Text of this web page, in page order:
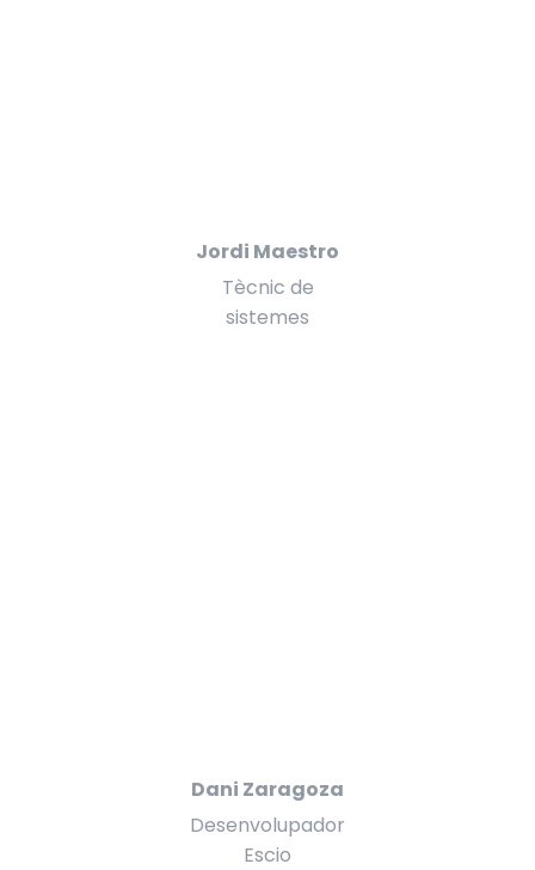
Jordi Maestro
Tècnic de
sistemes
Dani Zaragoza
Desenvolupador
Escio